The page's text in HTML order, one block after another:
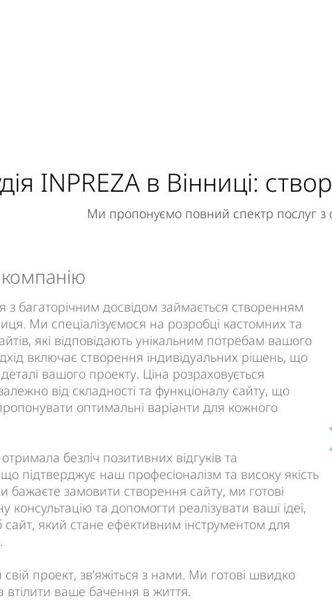
INPREZA в Вінниці:
Ми пропонуємо повний спектр послуг з
з багаторічним досвідом займається створенням
Ми спеціалізуємося на розробці кастомних та
які відповідають унікальним потребам вашого
включає створення індивідуальних рішень, що
вашого проекту. Ціна розраховується
від складності та функціоналу сайту, що
оптимальні варіанти для кожного
безліч позитивних відгуків та
підтверджує наш професіоналізм та високу якість
бажаєте замовити створення сайту, ми готові
консультацію та допомогти реалізувати ваші ідеї,
який стане ефективним інструментом для
проект, зв’яжіться з нами. Ми готові швидко
втілити ваше бачення в життя.